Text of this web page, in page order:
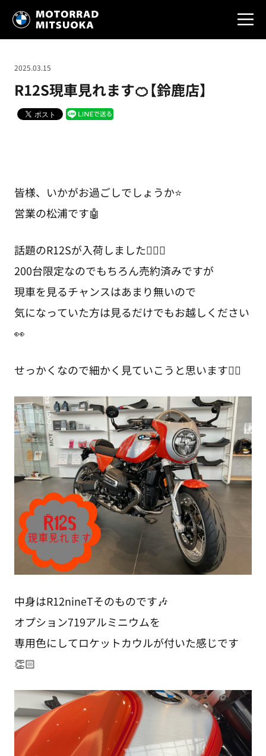
R12S現車見れます🍊【鈴鹿店】
2025.03.15
皆様、いかがお過ごしでしょうか⭐
営業の松浦です🤖
話題のR12Sが入荷しました💁🏻‍♂️
200台限定なのでもちろん売約済みですが
現車を見るチャンスはあまり無いので
気になっていた方は見るだけでもお越しください
👀
せっかくなので細かく見ていこうと思います☝🏻
中身はR12nineTそのものです🎶
オプション719アルミニウムを
専用色にしてロケットカウルが付いた感じです
👏🏻